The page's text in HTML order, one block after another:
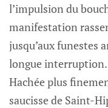
l’impulsion du
manifestation
jusqu’aux funestes
longue interruption.
Hachée plus
saucisse de Saint-